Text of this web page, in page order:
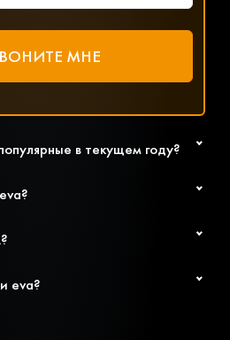
в текущем году?
eva?